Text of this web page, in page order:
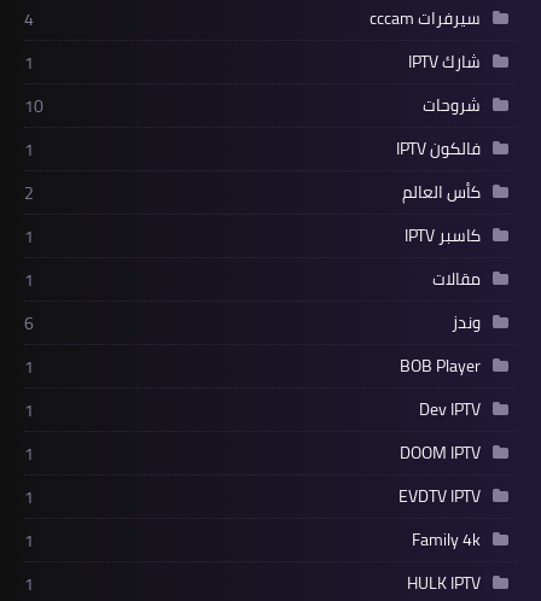
سيرفرات cccam
4
شارك IPTV
1
شروحات
10
فالكون IPTV
1
كأس العالم
2
كاسبر IPTV
1
مقالات
1
وندز
6
BOB Player
1
Dev IPTV
1
DOOM IPTV
1
EVDTV IPTV
1
Family 4k
1
HULK IPTV
1